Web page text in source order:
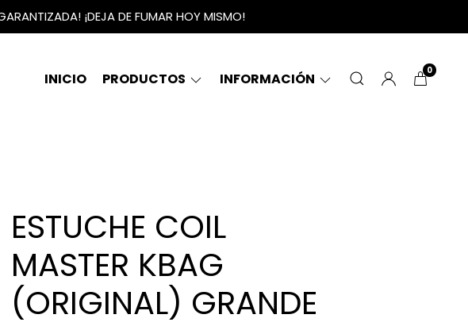
¡DEJA DE FUMAR HOY MISMO!
INICIO PRODUCTOS INFORMACIÓN 0
ESTUCHE COIL
MASTER KBAG
(ORIGINAL) GRANDE